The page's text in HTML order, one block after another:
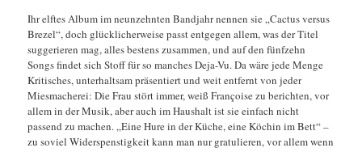
Ihr elftes Album im neunzehnten Bandjahr nennen sie „Cactus versus
Brezel“, doch glücklicherweise passt entgegen allem, was der Titel
suggerieren mag, alles bestens zusammen, und auf den fünfzehn
Songs findet sich Stoff für so manches Deja-Vu. Da wäre jede Menge
Kritisches, unterhaltsam präsentiert und weit entfernt von jeder
Miesmacherei: Die Frau stört immer, weiß Françoise zu berichten, vor
allem in der Musik, aber auch im Haushalt ist sie einfach nicht
passend zu machen. „Eine Hure in der Küche, eine Köchin im Bett“ –
zu soviel Widerspenstigkeit kann man nur gratulieren, vor allem wenn